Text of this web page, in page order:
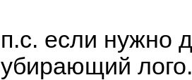
п.с. если нужно
убирающий